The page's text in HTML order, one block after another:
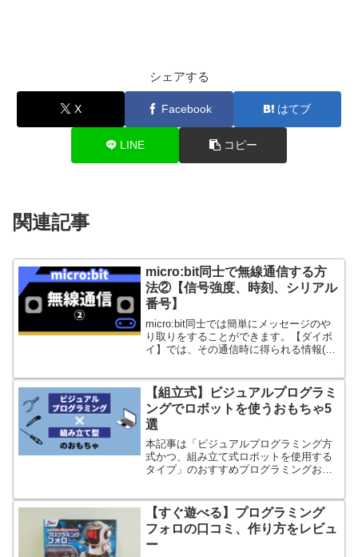
シェアする
X Facebook はてブ
LINE コピー
関連記事
micro:bit同士で無線通信する方
法②【信号強度、時刻、シリアル
番号】
micro:bit同士では簡単にメッセージのや
り取りをすることができます。【ダイボ
イ】では、その通信時に得られる情報(信
【組立式】ビジュアルプログラミ
ングでロボットを使うおもちゃ5
選
本記事は「ビジュアルプログラミング方
式かつ、組み立て式ロボットを使用する
タイプ」のおすすめプログラミングおも
【すぐ遊べる】プログラミング
フォロの口コミ、作り方をレビュ
ー